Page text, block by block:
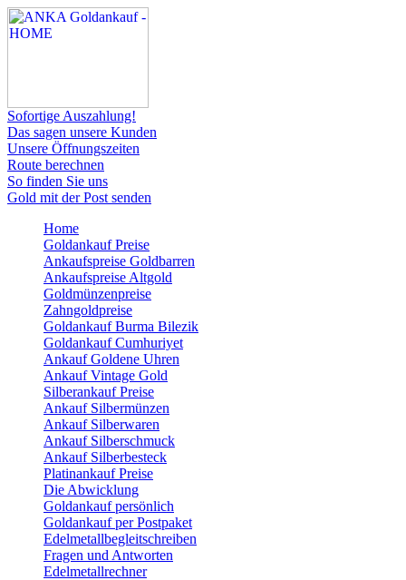
Sofortige Auszahlung!
Das sagen unsere Kunden
Unsere Öffnungszeiten
Route berechnen
So finden Sie uns
Gold mit der Post senden
Home
Goldankauf Preise
Ankaufspreise Goldbarren
Ankaufspreise Altgold
Goldmünzenpreise
Zahngoldpreise
Goldankauf Burma Bilezik
Goldankauf Cumhuriyet
Ankauf Goldene Uhren
Ankauf Vintage Gold
Silberankauf Preise
Ankauf Silbermünzen
Ankauf Silberwaren
Ankauf Silberschmuck
Ankauf Silberbesteck
Platinankauf Preise
Die Abwicklung
Goldankauf persönlich
Goldankauf per Postpaket
Edelmetallbegleitschreiben
Fragen und Antworten
Edelmetallrechner